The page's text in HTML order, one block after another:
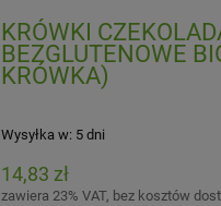
KRÓWKI
BEZGLUTENOWE
KRÓWKA)
Wysyłka w: 5 dni
14,83 zł
zawiera 23% VAT, bez kosztów